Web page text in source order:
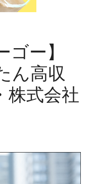
ゴー】
ん高収
株式会社